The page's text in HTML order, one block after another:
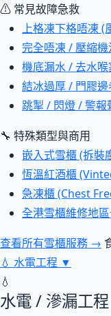
⚠ 常見故障急救
上格凍下格唔凍 (
完全唔凍 / 壓縮機
機底漏水 / 去水喉
結冰過厚 / 門膠
跳掣 / 閃燈 / 警報
🔧 特殊類型與商用
嵌入式雪櫃 (拆裝
恆溫紅酒櫃
急凍櫃 (Chest
全港雪櫃維修地
查看所有雪櫃服務 →
💧 水電工程 ▼
💧
水電 / 滲漏工程